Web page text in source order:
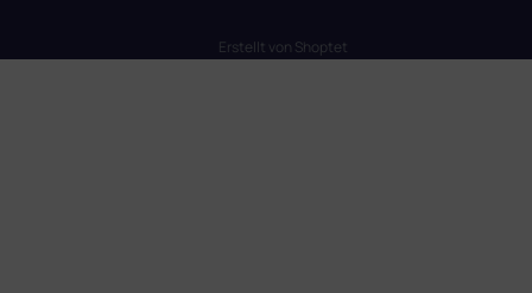
Erstellt von Shoptet